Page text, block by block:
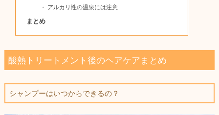
アルカリ性の温泉には注意
まとめ
酸熱トリートメント後のヘアケアまとめ
シャンプーはいつからできるの？